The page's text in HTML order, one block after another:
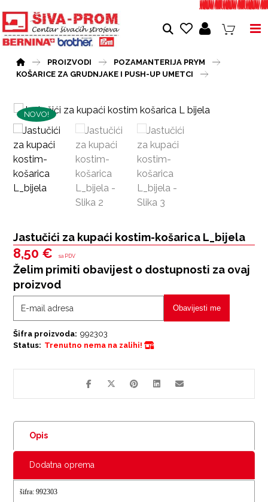
PROIZVODI
POZAMANTERIJA PRYM
KOŠARICE ZA GRUDNJAKE I PUSH-UP UMETCI
NOVO!
Jastučići za kupaći kostim-košarica L_bijela
8,50 € sa PDV
Želim primiti obavijest o dostupnosti za ovaj
proizvod
Obavijesti me
Šifra proizvoda: 992303
Status: Trenutno nema na zalihi!
Opis
Dodatna oprema
šifra: 992303